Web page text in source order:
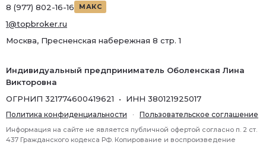
8 (977) 802-16-16
МАКС
1@topbroker.ru
Москва, Пресненская набережная 8 стр. 1
Индивидуальный предприниматель Оболенская Лина
Викторовна
ОГРНИП 321774600419621 • ИНН 380121925017
Политика конфиденциальности · Пользовательское соглашение
Информация на сайте не является публичной офертой согласно п. 2 ст.
437 Гражданского кодекса РФ. Копирование и воспроизведение